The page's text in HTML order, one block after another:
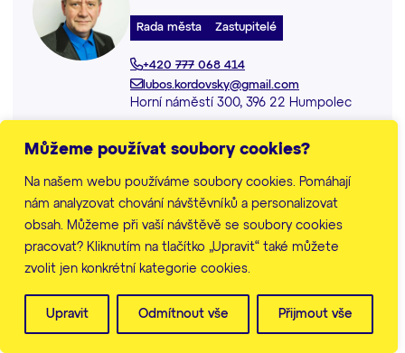
Můžeme používat soubory cookies?
Na našem webu používáme soubory cookies. Pomáhají
nám analyzovat chování návštěvníků a personalizovat
obsah. Můžeme při vaší návštěvě se soubory cookies
pracovat? Kliknutím na tlačítko „Upravit“ také můžete
zvolit jen konkrétní kategorie cookies.
Upravit Odmítnout vše Přijmout vše
Rada města Zastupitelé
+420 777 068 414
lubos.kordovsky@gmail.com
Horní náměstí 300, 396 22 Humpolec
Bc. Bohdana Kosová
přestupkové řízení proti
bezpečnosti provozu na
pozemních komunikacích
Městský úřad
+420 565 518 128
bohdana.kosova@mesto-humpolec.cz
Horní náměstí 300, 396 22 Humpolec